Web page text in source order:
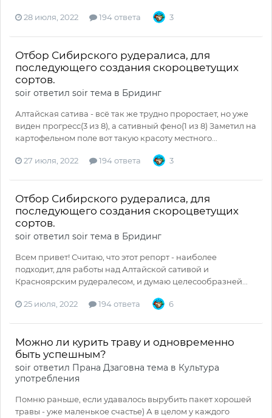
28 июля, 2022 194 ответа 3
Отбор Сибирского рудералиса, для
последующего создания скороцветущих
сортов.
soir ответил soir тема в Бридинг
Алтайская сатива - всё так же трудно проростает, но уже
виден прогресс(3 из 8), а сативный фено(1 из 8) Заметил на
картофельном поле вот такую красоту местного...
27 июля, 2022 194 ответа 3
Отбор Сибирского рудералиса, для
последующего создания скороцветущих
сортов.
soir ответил soir тема в Бридинг
Всем привет! Считаю, что этот репорт - наиболее
подходит, для работы над Алтайской сативой и
Красноярским рудералесом, и думаю целесообразней...
25 июля, 2022 194 ответа 6
Можно ли курить траву и одновременно
быть успешным?
soir ответил Прана Дзаговна тема в Культура
употребления
Помню раньше, если удавалось вырубить пакет хорошей
травы - уже маленькое счастье) А в целом у каждого